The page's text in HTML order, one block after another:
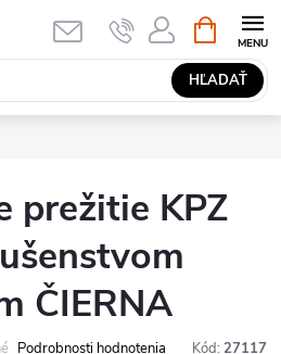
HĽADAŤ
KOŠÍK
prežitie KPZ
ČIERNA
Podrobnosti hodnotenia Kód: 27117